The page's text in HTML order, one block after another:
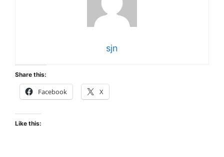
sjn
Share this:
Facebook X
Like this: